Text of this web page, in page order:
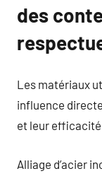
des
Les matériaux
influence
et leur efficacité
Alliage d’acier